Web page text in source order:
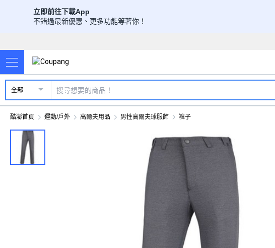
立即前往下載App
不錯過最新優惠、更多功能等著你！
全部
酷澎首頁 運動/戶外 高爾夫用品 男性高爾夫球服飾 褲子